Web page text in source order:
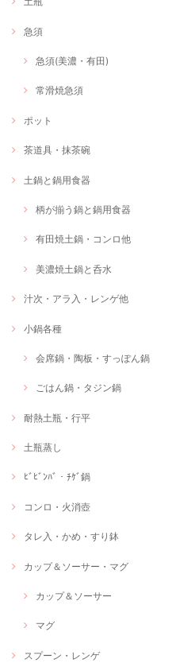
急須
急須(美濃・有田)
常滑焼急須
ポット
茶道具・抹茶碗
土鍋と鍋用食器
柄が揃う鍋と鍋用食器
有田焼土鍋・コンロ他
美濃焼土鍋と呑水
汁次・アラ入・レンゲ他
小鍋各種
会席鍋・陶板・すっぽん鍋
ごはん鍋・タジン鍋
耐熱土瓶・行平
土瓶蒸し
ﾋﾞﾋﾞﾝﾊﾞ・ﾁｹﾞ鍋
コンロ・火消壺
タレ入・かめ・すり鉢
カップ＆ソーサー・マグ
カップ＆ソーサー
マグ
スプーン・レンゲ